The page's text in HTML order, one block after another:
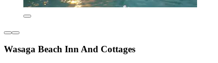
Wasaga Beach Inn And Cottages